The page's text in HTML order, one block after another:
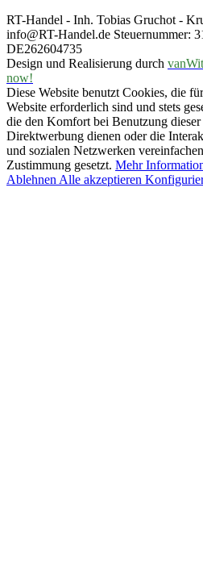
RT-Handel - Inh. Tobias Gruchot -
info@RT-Handel.de Steuernummer:
DE262604735
Design und Realisierung durch
now!
Diese Website benutzt Cookies, die
Website erforderlich sind und stets
die den Komfort bei Benutzung dieser
Direktwerbung dienen oder die
und sozialen Netzwerken
Zustimmung gesetzt. Mehr
Ablehnen Alle akzeptieren